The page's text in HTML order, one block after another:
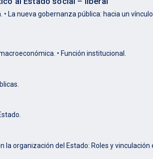
La nueva gobernanza pública: hacia un
• Función institucional.
la organización del Estado: Roles y